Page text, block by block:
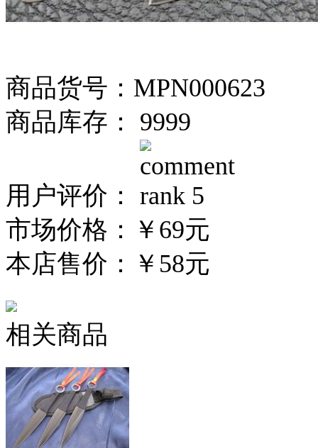
商品货号：MPN000623
商品库存： 9999
用户评价：
市场价格： ￥69元
本店售价： ￥58元
相关商品